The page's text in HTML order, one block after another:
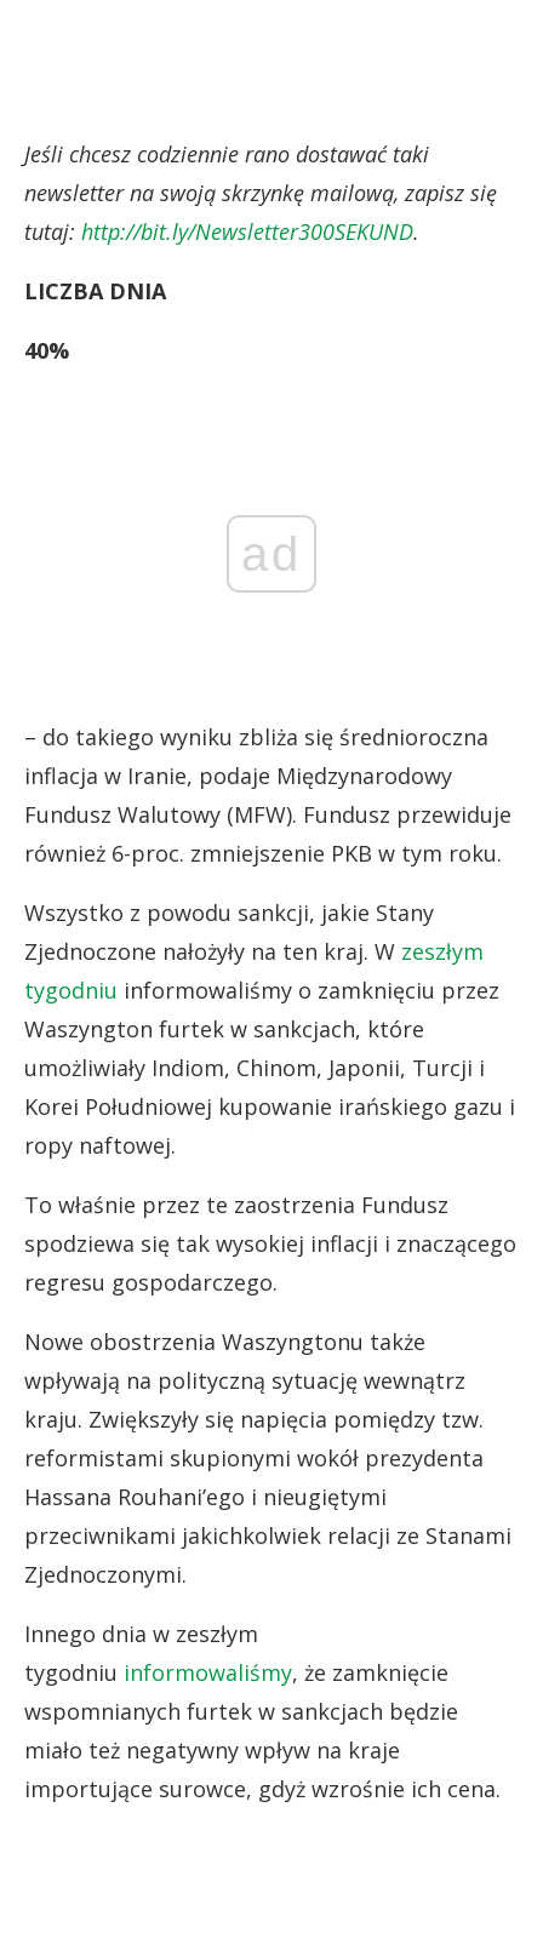
Jeśli chcesz codziennie rano dostawać taki
newsletter na swoją skrzynkę mailową, zapisz się
tutaj: http://bit.ly/Newsletter300SEKUND.
LICZBA DNIA
40%
ad
– do takiego wyniku zbliża się średnioroczna
inflacja w Iranie, podaje Międzynarodowy
Fundusz Walutowy (MFW). Fundusz przewiduje
również 6-proc. zmniejszenie PKB w tym roku.
Wszystko z powodu sankcji, jakie Stany
Zjednoczone nałożyły na ten kraj. W zeszłym
tygodniu informowaliśmy o zamknięciu przez
Waszyngton furtek w sankcjach, które
umożliwiały Indiom, Chinom, Japonii, Turcji i
Korei Południowej kupowanie irańskiego gazu i
ropy naftowej.
To właśnie przez te zaostrzenia Fundusz
spodziewa się tak wysokiej inflacji i znaczącego
regresu gospodarczego.
Nowe obostrzenia Waszyngtonu także
wpływają na polityczną sytuację wewnątrz
kraju. Zwiększyły się napięcia pomiędzy tzw.
reformistami skupionymi wokół prezydenta
Hassana Rouhani’ego i nieugiętymi
przeciwnikami jakichkolwiek relacji ze Stanami
Zjednoczonymi.
Innego dnia w zeszłym
tygodniu informowaliśmy, że zamknięcie
wspomnianych furtek w sankcjach będzie
miało też negatywny wpływ na kraje
importujące surowce, gdyż wzrośnie ich cena.